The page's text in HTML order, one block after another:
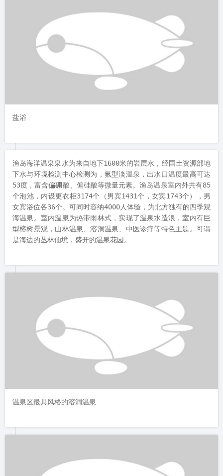
盐浴
渔岛海洋温泉泉水为来自地下1600米的岩层水，经国土资源部地
下水与环境检测中心检测为，氟型淡温泉，出水口温度最高可达
53度，富含偏硼酸、偏硅酸等微量元素。渔岛温泉室内外共有85
个泡池，内设更衣柜3174个（男宾1431个，女宾1743个），男
女宾浴位各36个。可同时容纳4000人体验，为北方独有的四季观
是海边的丛林仙境，盛开的温泉花园。
温泉区最具风格的溶洞温泉